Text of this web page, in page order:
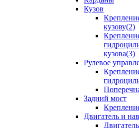
Кузов
кузову(2)
кузова(3)
Рулевое
Задний мост
Двигатель и